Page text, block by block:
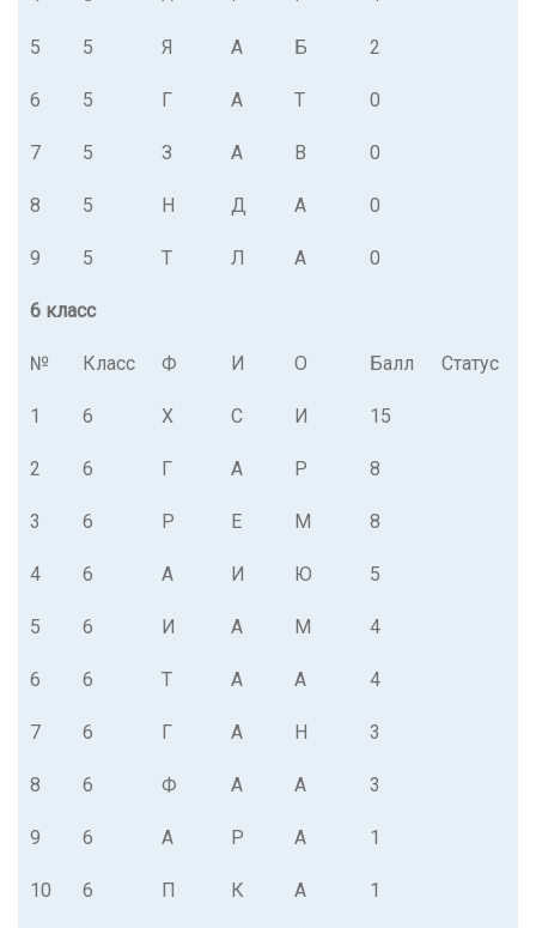
5 5 Я А Б 2
6 5 Г А Т 0
7 5 З А В 0
8 5 Н Д А 0
9 5 Т Л А 0
6 класс
№ Класс Ф И О Балл Статус
1 6 Х С И 15
2 6 Г А Р 8
3 6 Р Е М 8
4 6 А И Ю 5
5 6 И А М 4
6 6 Т А А 4
7 6 Г А Н 3
8 6 Ф А А 3
9 6 А Р А 1
10 6 П К А 1